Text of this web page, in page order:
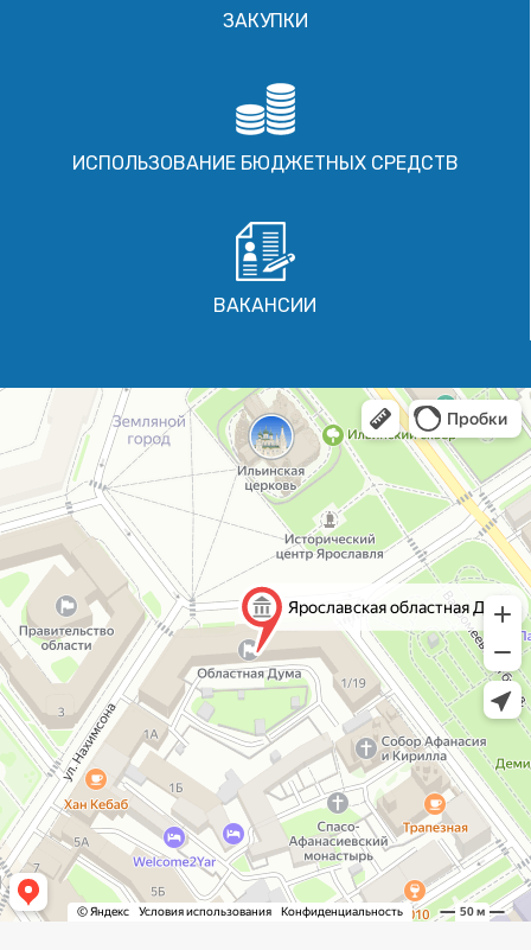
ЗАКУПКИ
ИСПОЛЬЗОВАНИЕ БЮДЖЕТНЫХ СРЕДСТВ
ВАКАНСИИ